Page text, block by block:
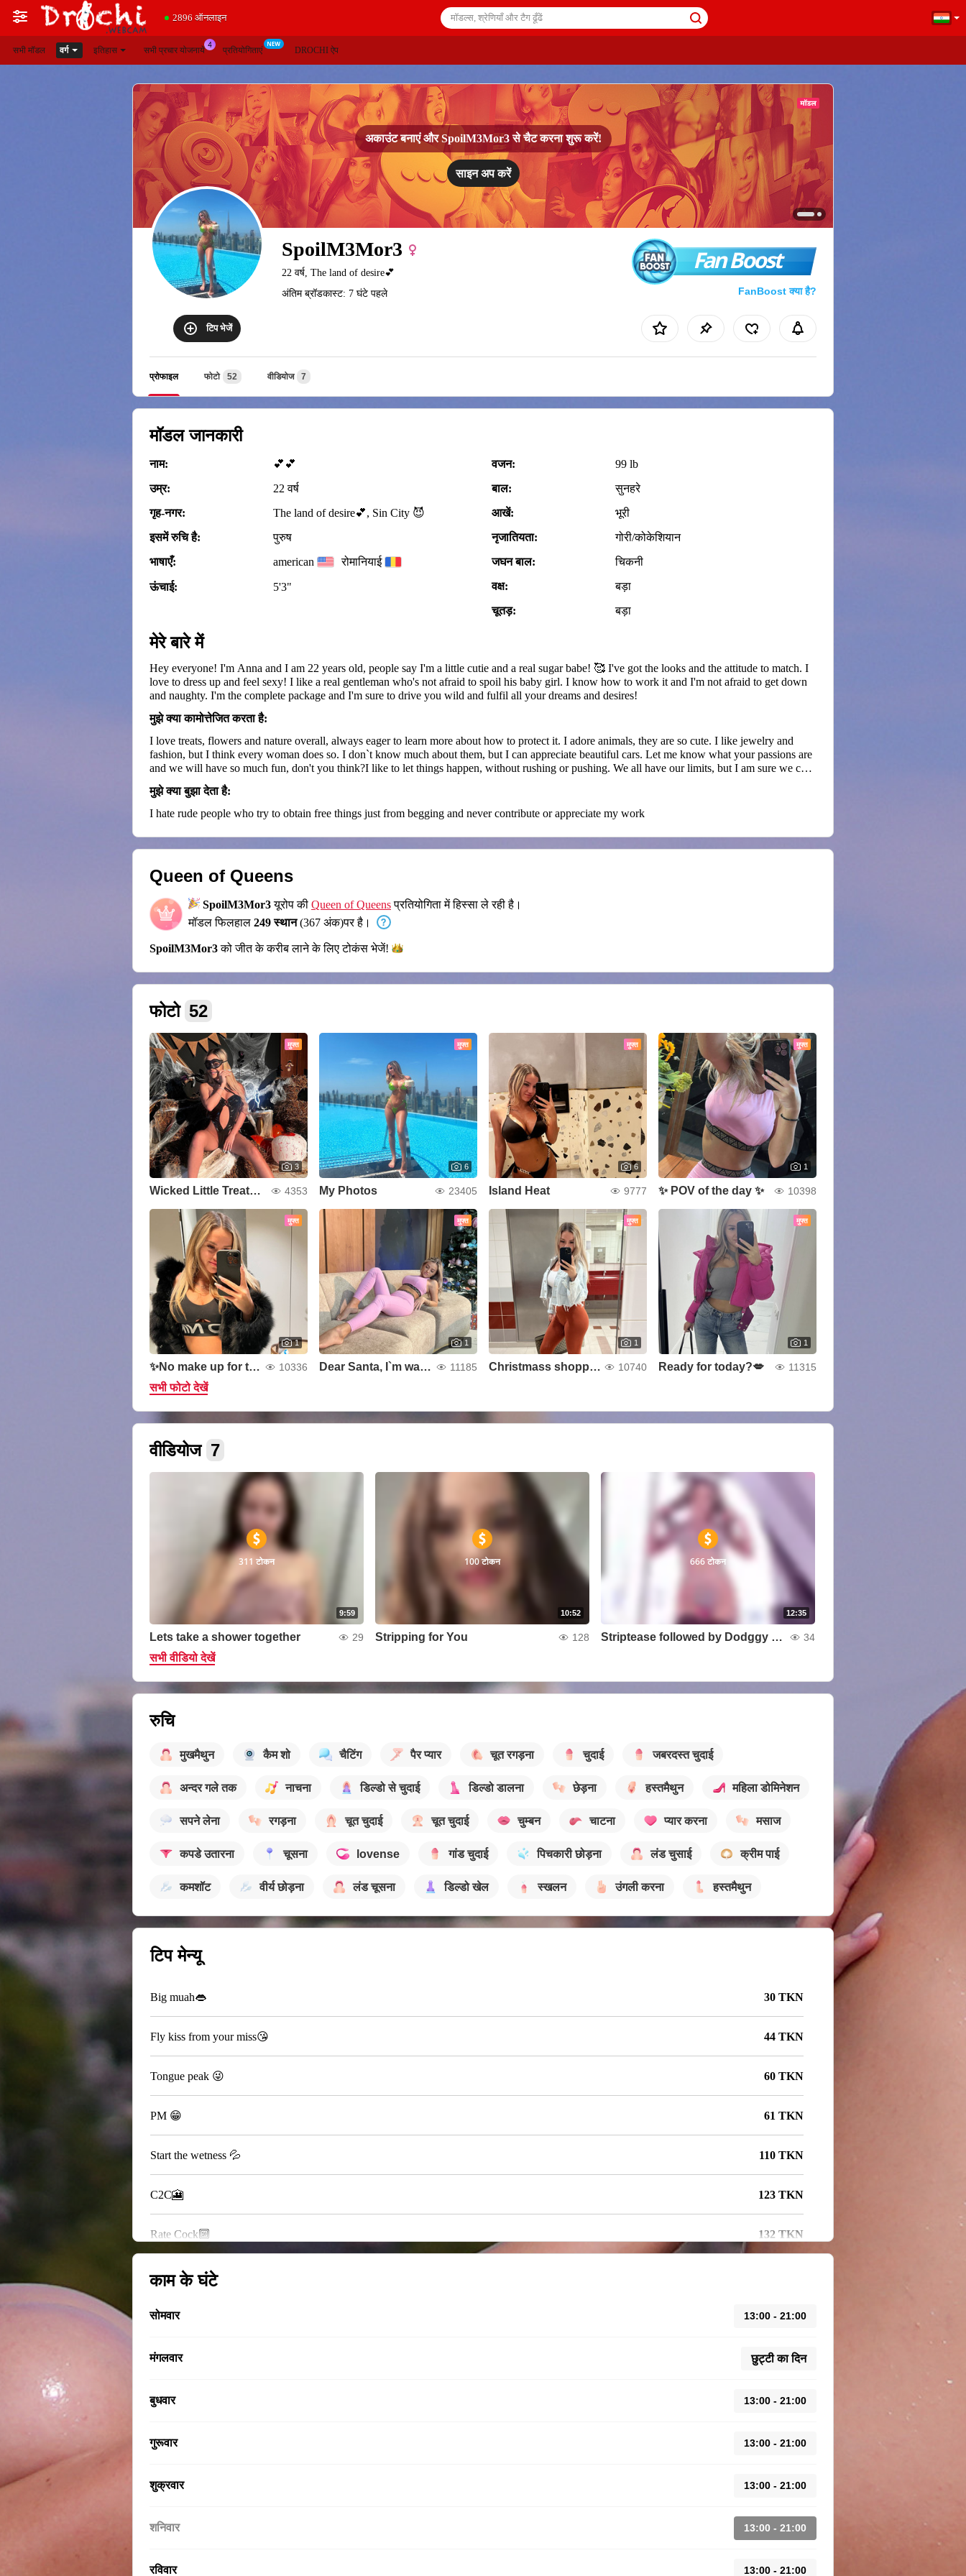
2896 ऑनलाइन
सभी मॉडल वर्ग इतिहास सभी प्रचार योजनायें प्रतियोगिताएं DROCHI ऐप
अकाउंट बनाएं औरSpoilM3Mor3से चैट करना शुरू करें!
साइन अप करें
SpoilM3Mor3
22 वर्ष, The land of desire💕
अंतिम ब्रॉडकास्ट: 7 घंटे पहले
Fan Boost
FanBoost क्या है?
टिप भेजें
प्रोफाइल फोटो 52 वीडियोज 7
मॉडल जानकारी
नाम:
💕💕
उम्र:
22 वर्ष
गृह‑नगर:
The land of desire💕, Sin City 😈
इसमें रुचि है:
पुरुष
भाषाएँ:
american रोमानियाई
ऊंचाई: 5'3"
वजन:
99 lb
बाल:
सुनहरे
आखें:
भूरी
नृजातियता:
गोरी/कोकेशियान
जघन बाल:
चिकनी
वक्ष:
बड़ा
चूतड़:
बड़ा
मेरे बारे में
Hey everyone! I'm Anna and I am 22 years old, people say I'm a little cutie and a real sugar babe! 🥰 I've got the looks and the attitude to match. I
love to dress up and feel sexy! I like a real gentleman who's not afraid to spoil his baby girl. I know how to work it and I'm not afraid to get down
and naughty. I'm the complete package and I'm sure to drive you wild and fulfil all your dreams and desires!
मुझे क्या कामोत्तेजित करता है:
I love treats, flowers and nature overall, always eager to learn more about how to protect it. I adore animals, they are so cute. I like jewelry and
fashion, but I think every woman does so. I don`t know much about them, but I can appreciate beautiful cars. Let me know what your passions are
and we will have so much fun, don't you think?I like to let things happen, without rushing or pushing. We all have our limits, but I am sure we can
find a way to share amazing moments together, don`t you think?/ I hate one minute guys, I am the type of woman who loves to take her time in
reaching the absolute sublime pleasure.
मुझे क्या बुझा देता है:
I hate rude people who try to obtain free things just from begging and never contribute or appreciate my work
Queen of Queens
SpoilM3Mor3यूरोप की Queen of Queensप्रतियोगिता में हिस्सा ले रही है।
मॉडल फिलहाल 249 स्थान(367 अंक)पर है।
SpoilM3Mor3को जीत के करीब लाने के लिए टोकंस भेजें!
फोटो 52
मुफ्त
3
Wicked Little Treat🎃👻 4353
मुफ्त
6
My Photos 23405
मुफ्त
6
Island Heat 9777
मुफ्त
1
✨ POV of the day ✨ 10398
मुफ्त
1
✨No make up for today, natural is better ✨ 10336
मुफ्त
1
Dear Santa, I`m waiting 😜🎅 11185
मुफ्त
1
Christmass shopping 🎅🎅 10740
मुफ्त
1
Ready for today?💋 11315
सभी फोटो देखें
वीडियोज 7
9:59
311 टोकन
Lets take a shower together 29
10:52
100 टोकन
Stripping for You 128
12:35
666 टोकन
Striptease followed by Dodggy play 34
सभी वीडियो देखें
रुचि
मुखमैथुन कैम शो चैटिंग पैर प्यार चूत रगड़ना चुदाई जबरदस्त चुदाई
अन्दर गले तक नाचना डिल्डो से चुदाई डिल्डो डालना छेड़ना हस्तमैथुन महिला डोमिनेशन
सपने लेना रगड़ना चूत चुदाई चूत चुदाई चुम्बन चाटना प्यार करना मसाज
कपडे उतारना चूसना lovense गांड चुदाई पिचकारी छोड़ना लंड चुसाई क्रीम पाई
कमशॉट वीर्य छोड़ना लंड चूसना डिल्डो खेल स्खलन उंगली करना हस्तमैथुन
टिप मेन्यू
Big muah👄 30 TKN
Fly kiss from your miss😘 44 TKN
Tongue peak 😜 60 TKN
PM 😁 61 TKN
Start the wetness 💦 110 TKN
C2C🎦 123 TKN
Rate Cock🔟 132 TKN
काम के घंटे
सोमवार 13:00 - 21:00
मंगलवार छुट्टी का दिन
बुधवार 13:00 - 21:00
गुरूवार 13:00 - 21:00
शुक्रवार 13:00 - 21:00
शनिवार 13:00 - 21:00
रविवार 13:00 - 21:00